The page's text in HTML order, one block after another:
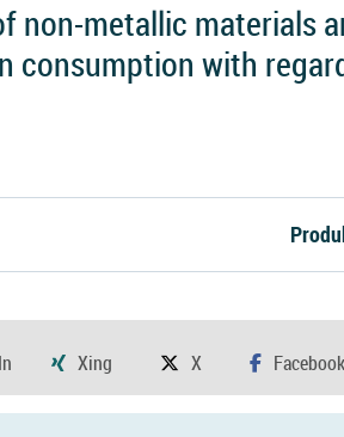
non-metallic materials
consumption with